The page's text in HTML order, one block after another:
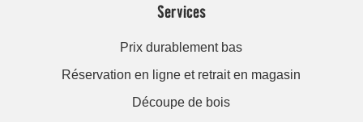
Services
Prix durablement bas
Réservation en ligne et retrait en magasin
Découpe de bois